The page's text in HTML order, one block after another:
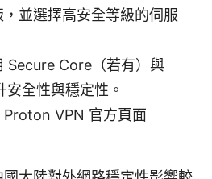
並選擇高安全等級的伺服
Secure Core（若有）與
全性與穩定性。
Proton VPN 官方頁面